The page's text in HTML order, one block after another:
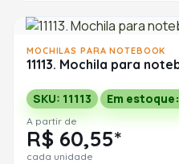
MOCHILAS PARA NOTEBOOK
11113. Mochila para
SKU: 11113 Em estoque:
A partir de
R$ 60,55*
cada unidade